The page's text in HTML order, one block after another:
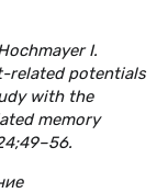
I.
related potentials
with the
memory